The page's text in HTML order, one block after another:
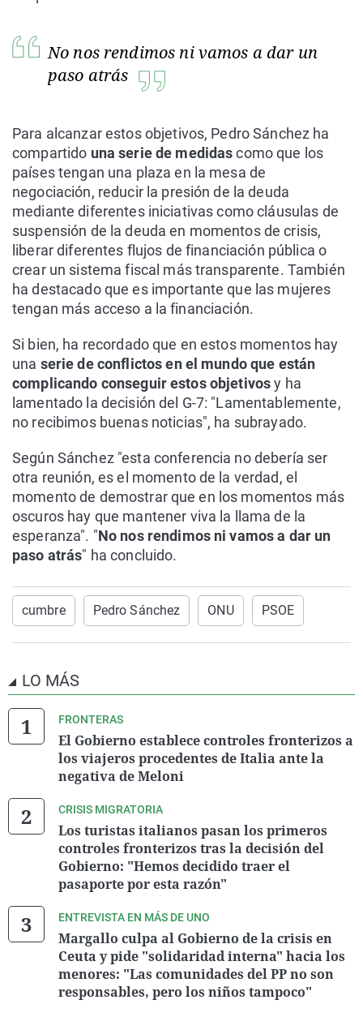
No nos rendimos ni vamos a dar un
paso atrás
Para alcanzar estos objetivos, Pedro Sánchez ha
compartido una serie de medidascomo que los
países tengan una plaza en la mesa de
negociación, reducir la presión de la deuda
mediante diferentes iniciativas como cláusulas de
suspensión de la deuda en momentos de crisis,
liberar diferentes flujos de financiación pública o
crear un sistema fiscal más transparente. También
ha destacado que es importante que las mujeres
tengan más acceso a la financiación.
Si bien, ha recordado que en estos momentos hay
una serie de conflictos en el mundo que están
complicando conseguir estos objetivosy ha
lamentado la decisión del G-7: "Lamentablemente,
no recibimos buenas noticias", ha subrayado.
Según Sánchez "esta conferencia no debería ser
otra reunión, es el momento de la verdad, el
momento de demostrar que en los momentos más
oscuros hay que mantener viva la llama de la
esperanza". "No nos rendimos ni vamos a dar un
paso atrás" ha concluido.
cumbre Pedro Sánchez ONU PSOE
LO MÁS
FRONTERAS
El Gobierno establece controles fronterizos a
los viajeros procedentes de Italia ante la
negativa de Meloni
CRISIS MIGRATORIA
Los turistas italianos pasan los primeros
controles fronterizos tras la decisión del
Gobierno: "Hemos decidido traer el
pasaporte por esta razón"
ENTREVISTA EN MÁS DE UNO
Margallo culpa al Gobierno de la crisis en
Ceuta y pide "solidaridad interna" hacia los
menores: "Las comunidades del PP no son
responsables, pero los niños tampoco"